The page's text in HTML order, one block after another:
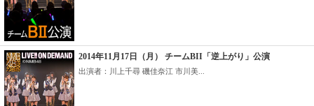
2014年11月17日（月） チームBII「逆上がり」公演
出演者：川上千尋 磯佳奈江 市川美...